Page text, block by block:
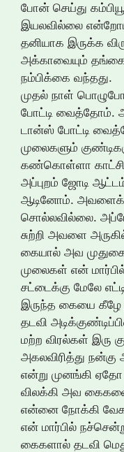
போன் செய்து
இயலவில்லை
தனியாக இருக்க
அக்காவையும்
நம்பிக்கை வந்தது.
முதல் நாள்
போட்டி வைத்தோம்.
டான்ஸ் போட்டி
முலைகளும்
கண்கொள்ளா
அப்புறம் ஜோடி
ஆடினோம்.
சொல்லவில்லை.
சுற்றி அவளை
கையால் அவ
முலைகள் என் மார்பில்
சட்டைக்கு மேலே
இருந்த கையை கீழே
தடவி
மற்ற விரல்கள் இரு
அகலவிரித்து
என்று முனங்கி
விலக்கி அவ
என்னை நோக்கி
என் மார்பில்
கைகளால் தடவி